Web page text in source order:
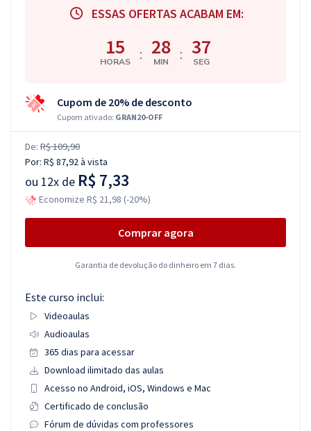
ESSAS OFERTAS ACABAM EM:
15
HORAS : 28
MIN : 36
SEG
Cupom de 20% de desconto
Cupom ativado: GRAN20-OFF
De: R$ 109,90
Por: R$ 87,92à vista
ou 12x de R$ 7,33
Economize R$ 21,98 (-20%)
Comprar agora
Garantia de devolução do dinheiro em 7 dias.
Este curso inclui:
Videoaulas
Audioaulas
365 dias para acessar
Download ilimitado das aulas
Acesso no Android, iOS, Windows e Mac
Certificado de conclusão
Fórum de dúvidas com professores